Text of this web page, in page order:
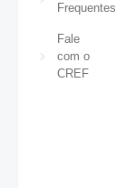
Frequentes
Fale
com o
CREF